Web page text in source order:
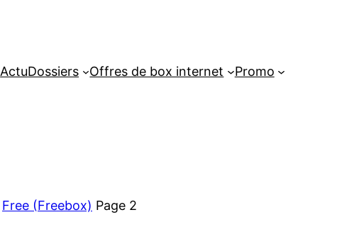
ActuDossiers Offres de box internet Promo
Free (Freebox) Page 2